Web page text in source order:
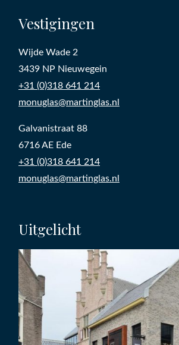
Vestigingen
Wijde Wade 2
3439 NP Nieuwegein
+31 (0)318 641 214
monuglas@martinglas.nl
Galvanistraat 88
6716 AE Ede
+31 (0)318 641 214
monuglas@martinglas.nl
Uitgelicht